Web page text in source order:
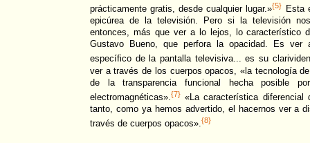
prácticamente gratis, desde cualquier lugar.»{5}
Esta
epicúrea de la televisión. Pero si la televisión
entonces, más que ver a lo lejos, lo característico
Gustavo Bueno, que perfora la opacidad. Es
específico de la pantalla televisiva... es su
ver a través de los cuerpos opacos, «la tecnología
de la transparencia funcional hecha posible
electromagnéticas».{7} «La característica
tanto, como ya hemos advertido, el hacernos ver a
través de cuerpos opacos».{8}